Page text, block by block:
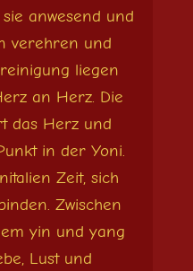
anwesend und
verehren und
liegen
an Herz. Die
das Herz und
in der Yoni.
Zeit, sich
Zwischen
yin und yang
Lust und